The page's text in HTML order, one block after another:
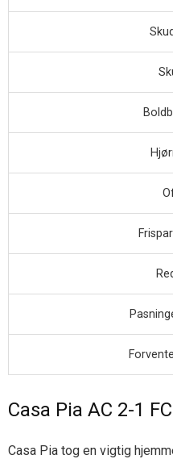
Casa Pia AC 2-1
Casa Pia tog en vigtig